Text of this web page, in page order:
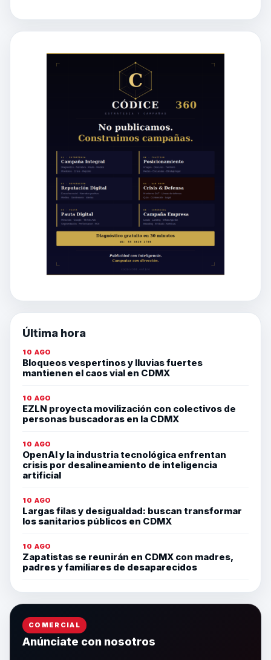
Última hora
10 AGO
Bloqueos vespertinos y lluvias fuertes
mantienen el caos vial en CDMX
10 AGO
EZLN proyecta movilización con colectivos de
personas buscadoras en la CDMX
10 AGO
OpenAI y la industria tecnológica enfrentan
crisis por desalineamiento de inteligencia
artificial
10 AGO
Largas filas y desigualdad: buscan transformar
los sanitarios públicos en CDMX
10 AGO
Zapatistas se reunirán en CDMX con madres,
padres y familiares de desaparecidos
COMERCIAL
Anúnciate con nosotros